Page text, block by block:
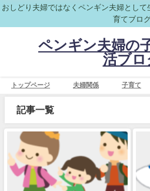
おしどり夫婦ではなくペンギン夫婦とし
育てブロ
ペンギン夫婦の
活ブロ
トップページ 夫婦関係 子育て
記事一覧